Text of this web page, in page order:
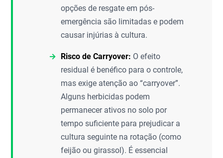
opções de resgate em pós-
emergência são limitadas e podem
causar injúrias à cultura.
Risco de Carryover: O efeito
residual é benéfico para o controle,
mas exige atenção ao “carryover”.
Alguns herbicidas podem
permanecer ativos no solo por
tempo suficiente para prejudicar a
cultura seguinte na rotação (como
feijão ou girassol). É essencial